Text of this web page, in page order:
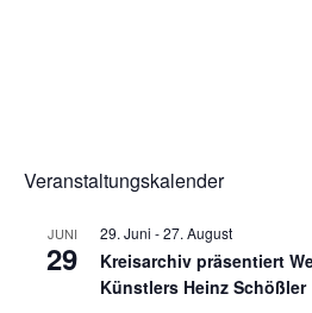
Veranstaltungskalender
JUNI
29
29. Juni -27. August
Kreisarchiv präsentiert
Künstlers Heinz Schößler